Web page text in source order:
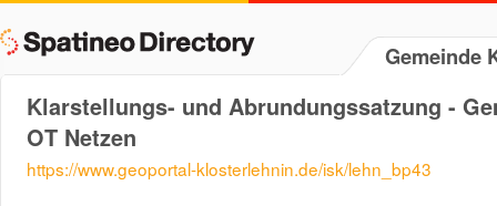
Gemeinde
Klarstellungs- und Abrundungssatzung -
OT Netzen
https://www.geoportal-klosterlehnin.de/isk/lehn_bp43